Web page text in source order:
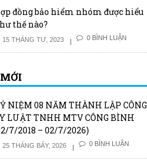
đồng bảo hiểm nhóm được hiểu
thế nào?
THÁNG TƯ, 2023 0 BÌNH LUẬN
NIỆM 08 NĂM THÀNH LẬP CÔNG
LUẬT TNHH MTV CÔNG BÌNH
7/2018 – 02/7/2026)
THÁNG BẢY, 2026 0 BÌNH LUẬN